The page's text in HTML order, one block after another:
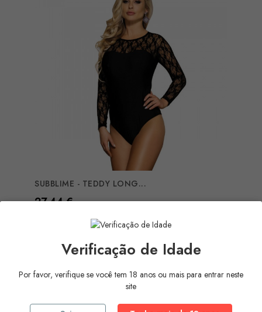
SUBBLIME - TEDDY LONG...
Preço
27,44 €
Verificação de Idade
Por favor, verifique se você tem 18 anos ou mais para entrar neste
site